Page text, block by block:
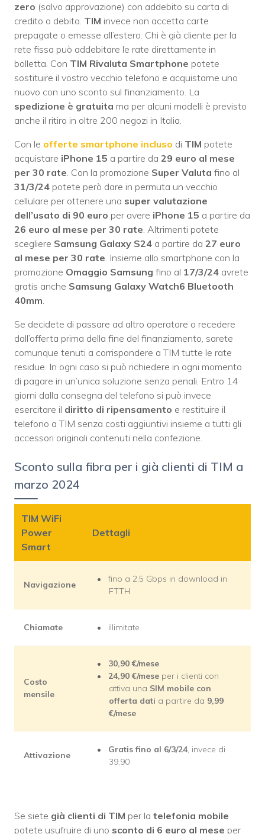
zero (salvo approvazione) con addebito su carta di
credito o debito. TIM invece non accetta carte
prepagate o emesse all’estero. Chi è già cliente per la
rete fissa può addebitare le rate direttamente in
bolletta. Con TIM Rivaluta Smartphone potete
sostituire il vostro vecchio telefono e acquistarne uno
nuovo con uno sconto sul finanziamento. La
spedizione è gratuita ma per alcuni modelli è previsto
anche il ritiro in oltre 200 negozi in Italia.
Con le offerte smartphone incluso di TIM potete
acquistare iPhone 15 a partire da 29 euro al mese
per 30 rate. Con la promozione Super Valuta fino al
31/3/24 potete però dare in permuta un vecchio
cellulare per ottenere una super valutazione
dell’usato di 90 euro per avere iPhone 15 a partire da
26 euro al mese per 30 rate. Altrimenti potete
scegliere Samsung Galaxy S24 a partire da 27 euro
al mese per 30 rate. Insieme allo smartphone con la
promozione Omaggio Samsung fino al 17/3/24 avrete
gratis anche Samsung Galaxy Watch6 Bluetooth
40mm.
Se decidete di passare ad altro operatore o recedere
dall’offerta prima della fine del finanziamento, sarete
comunque tenuti a corrispondere a TIM tutte le rate
residue. In ogni caso si può richiedere in ogni momento
di pagare in un’unica soluzione senza penali. Entro 14
giorni dalla consegna del telefono si può invece
esercitare il diritto di ripensamento e restituire il
telefono a TIM senza costi aggiuntivi insieme a tutti gli
accessori originali contenuti nella confezione.
Sconto sulla fibra per i già clienti di TIM a
marzo 2024
TIM WiFi
Power
Smart
Dettagli
Navigazione
fino a 2,5 Gbps in download in
FTTH
Chiamate illimitate
Costo
mensile
30,90 €/mese
24,90 €/mese per i clienti con
attiva una SIM mobile con
offerta dati a partire da 9,99
€/mese
Attivazione
Gratis fino al 6/3/24, invece di
39,90
Se siete già clienti di TIM per la telefonia mobile
potete usufruire di uno sconto di 6 euro al mese per